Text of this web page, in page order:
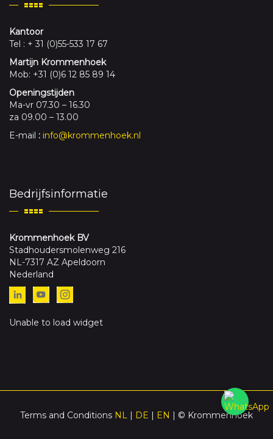
Kantoor
Tel : + 31 (0)55-533 17 67
Martijn Krommenhoek
Mob: +31 (0)6 12 85 89 14
Openingstijden
Ma-vr 07.30 – 16.30
za 09.00 – 13.00
E-mail : info@krommenhoek.nl
Bedrijfsinformatie
Krommenhoek BV
Stadhoudersmolenweg 216
NL-7317 AZ Apeldoorn
Nederland
Unable to load widget
Terms and Conditions NL | DE | EN | © Krommenhoek